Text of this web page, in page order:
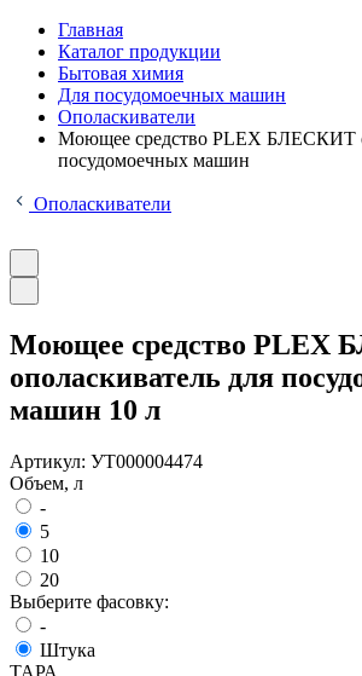
Главная
Каталог продукции
Бытовая химия
Для посудомоечных машин
Ополаскиватели
Моющее средство PLEX БЛЕСКИТ
посудомоечных машин
Ополаскиватели
Моющее средство PLEX
ополаскиватель для
машин 10 л
Артикул: УТ000004474
Объем, л
-
5
10
20
Выберите фасовку:
-
Штука
ТАРА